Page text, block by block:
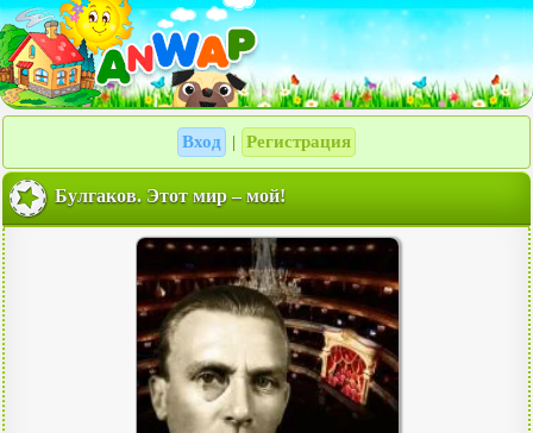
Вход Регистрация
Булгаков. Этот мир – мой!